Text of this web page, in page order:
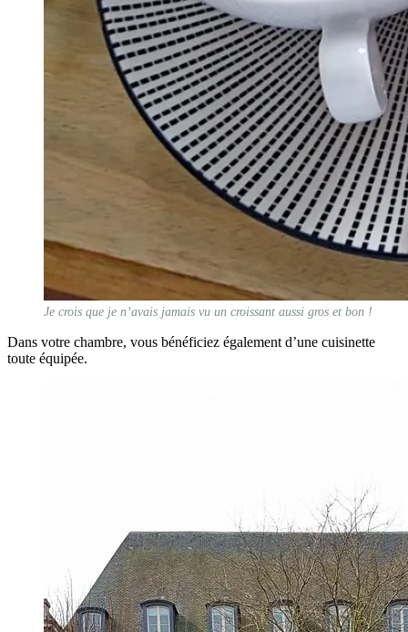
Je crois que je n’avais jamais vu un croissant aussi gros et bon !
Dans votre chambre, vous bénéficiez également d’une cuisinette
toute équipée.